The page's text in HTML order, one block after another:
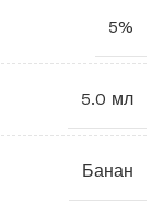
5%
5.0 мл
Банан